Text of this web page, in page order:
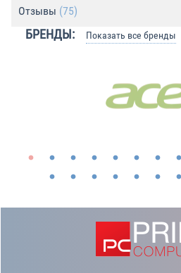
Отзывы (75)
БРЕНДЫ: Показать все бренды